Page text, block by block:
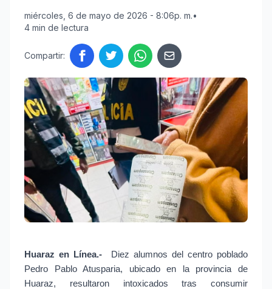
miércoles, 6 de mayo de 2026 - 8:06p. m.•
4 min de lectura
Compartir:
Huaraz en Línea.-
Diez alumnos del centro poblado
Pedro Pablo Atusparia, ubicado en la provincia de
Huaraz, resultaron intoxicados tras consumir